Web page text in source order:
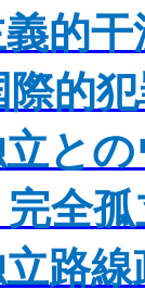
的
的
立と
全孤
立路